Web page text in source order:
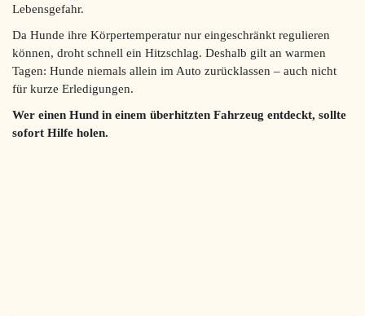
Lebensgefahr.
Da Hunde ihre Körpertemperatur nur eingeschränkt regulieren
können, droht schnell ein Hitzschlag. Deshalb gilt an warmen
Tagen: Hunde niemals allein im Auto zurücklassen – auch nicht
für kurze Erledigungen.
Wer einen Hund in einem überhitzten Fahrzeug entdeckt, sollte
sofort Hilfe holen.